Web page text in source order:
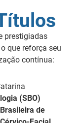
prestigiadas
que reforça seu
contínua:
(SBO)
de